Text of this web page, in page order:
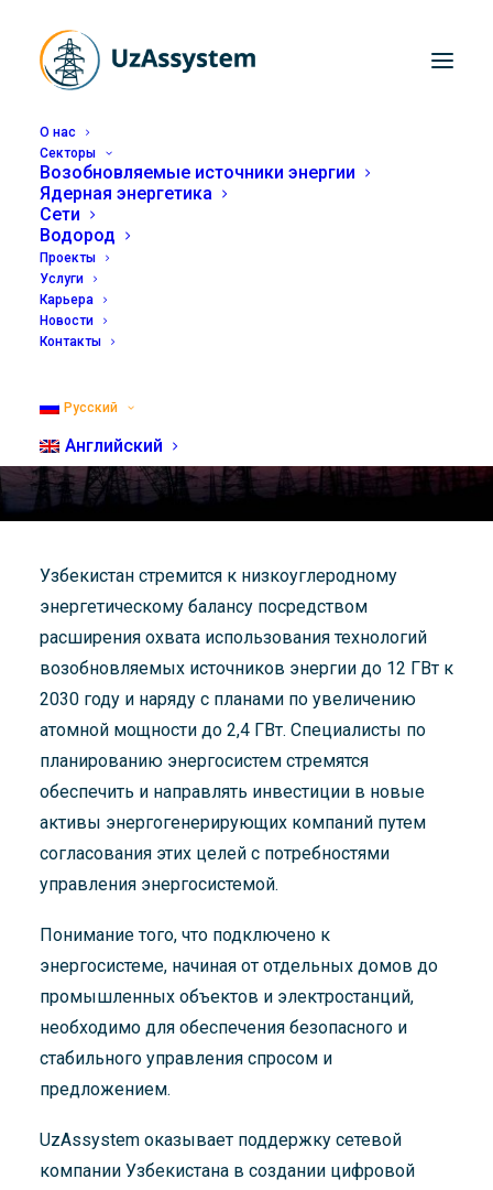
О нас
Секторы
Возобновляемые источники энергии
Ядерная энергетика
Сети
Водород
Проекты
Услуги
Карьера
Новости
Контакты
Русский
Английский
UzAssystem является
локомотивом в
проведении цифровой
революции в
Узбекистана
14.01.2022
Узбекистан стремится к низкоуглеродному
энергетическому балансу посредством
расширения охвата использования технологий
возобновляемых источников энергии до 12 ГВт к
2030 году и наряду с планами по увеличению
атомной мощности до 2,4 ГВт. Специалисты по
планированию энергосистем стремятся
обеспечить и направлять инвестиции в новые
активы энергогенерирующих компаний путем
согласования этих целей с потребностями
управления энергосистемой.
Понимание того, что подключено к
энергосистеме, начиная от отдельных домов до
промышленных объектов и электростанций,
необходимо для обеспечения безопасного и
стабильного управления спросом и
предложением.
UzAssystem оказывает поддержку сетевой
компании Узбекистана в создании цифровой